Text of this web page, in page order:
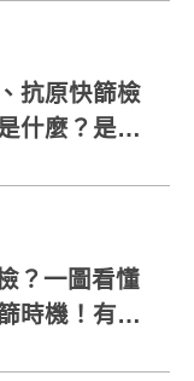
抗原快篩檢
什麼？是高
？一圖看懂
時機！有